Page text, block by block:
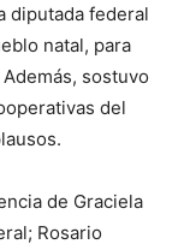
diputada federal
natal, para
sostuvo
del
de Graciela
Rosario